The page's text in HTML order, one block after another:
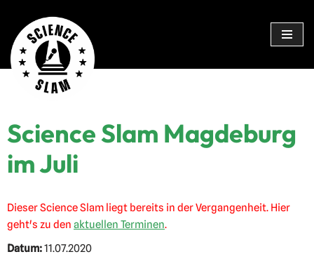
Zum
Inhalt
springen
Science Slam Magdeburg
im Juli
Dieser Science Slam liegt bereits in der Vergangenheit. Hier
geht's zu den aktuellen Terminen.
Datum:11.07.2020